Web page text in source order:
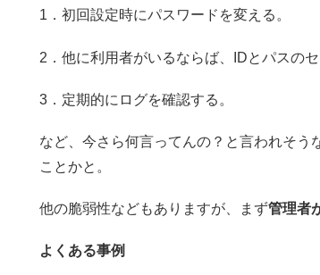
1．初回設定時にパスワードを変える。
2．他に利用者がいるならば、IDとパスのセ
3．定期的にログを確認する。
など、今さら何言ってんの？と言われそう
ことかと。
他の脆弱性などもありますが、まず管理者
よくある事例